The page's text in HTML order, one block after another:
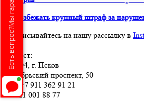
Как избежать крупный штраф за
Подписывайтесь на нашу рассылку в
Юрвест:
180004, г. Псков
Октябрьский проспект, 50
Тел: +7 911 362 91 21
+7 921 001 88 77